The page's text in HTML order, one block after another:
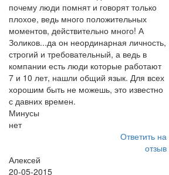
почему люди помнят и говорят только
плохое, ведь много положительных
моментов, действительно много! А
Золиков...да он неординарная личность,
строгий и требовательный, а ведь в
компании есть люди которые работают
7 и 10 лет, нашли общий язык. Для всех
хорошим быть не можешь, это известно
с давних времен.
Минусы
нет
Ответить на
отзыв
Алексей
20-05-2015